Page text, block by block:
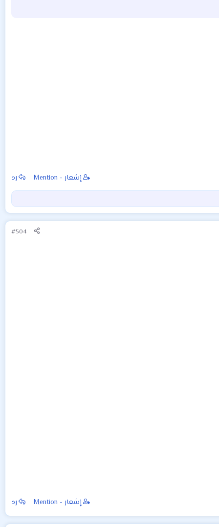
إشعار - Mention رد
#504
إشعار - Mention رد